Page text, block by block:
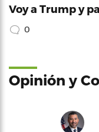
Voy a Trump y
0
Opinión y